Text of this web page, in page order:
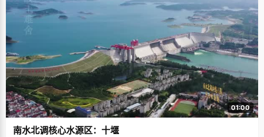
01:00
南水北调核心水源区：十堰